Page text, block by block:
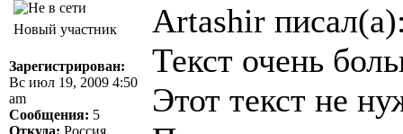
Новый участник
Зарегистрирован:
Вс июл 19, 2009 4:50
am
Сообщения: 5
Откуда: Россия
Artashir
Текст очень
Этот текст не